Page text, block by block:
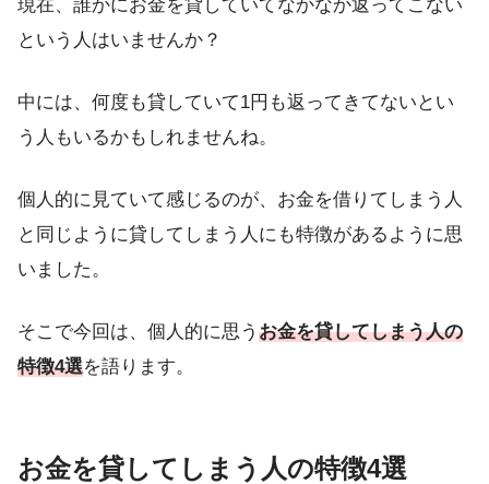
現在、誰かにお金を貸していてなかなか返ってこない
という人はいませんか？
中には、何度も貸していて1円も返ってきてないとい
う人もいるかもしれませんね。
個人的に見ていて感じるのが、お金を借りてしまう人
と同じように貸してしまう人にも特徴があるように思
いました。
そこで今回は、個人的に思う お金を貸してしまう人の
特徴4選を語ります。
お金を貸してしまう人の特徴4選